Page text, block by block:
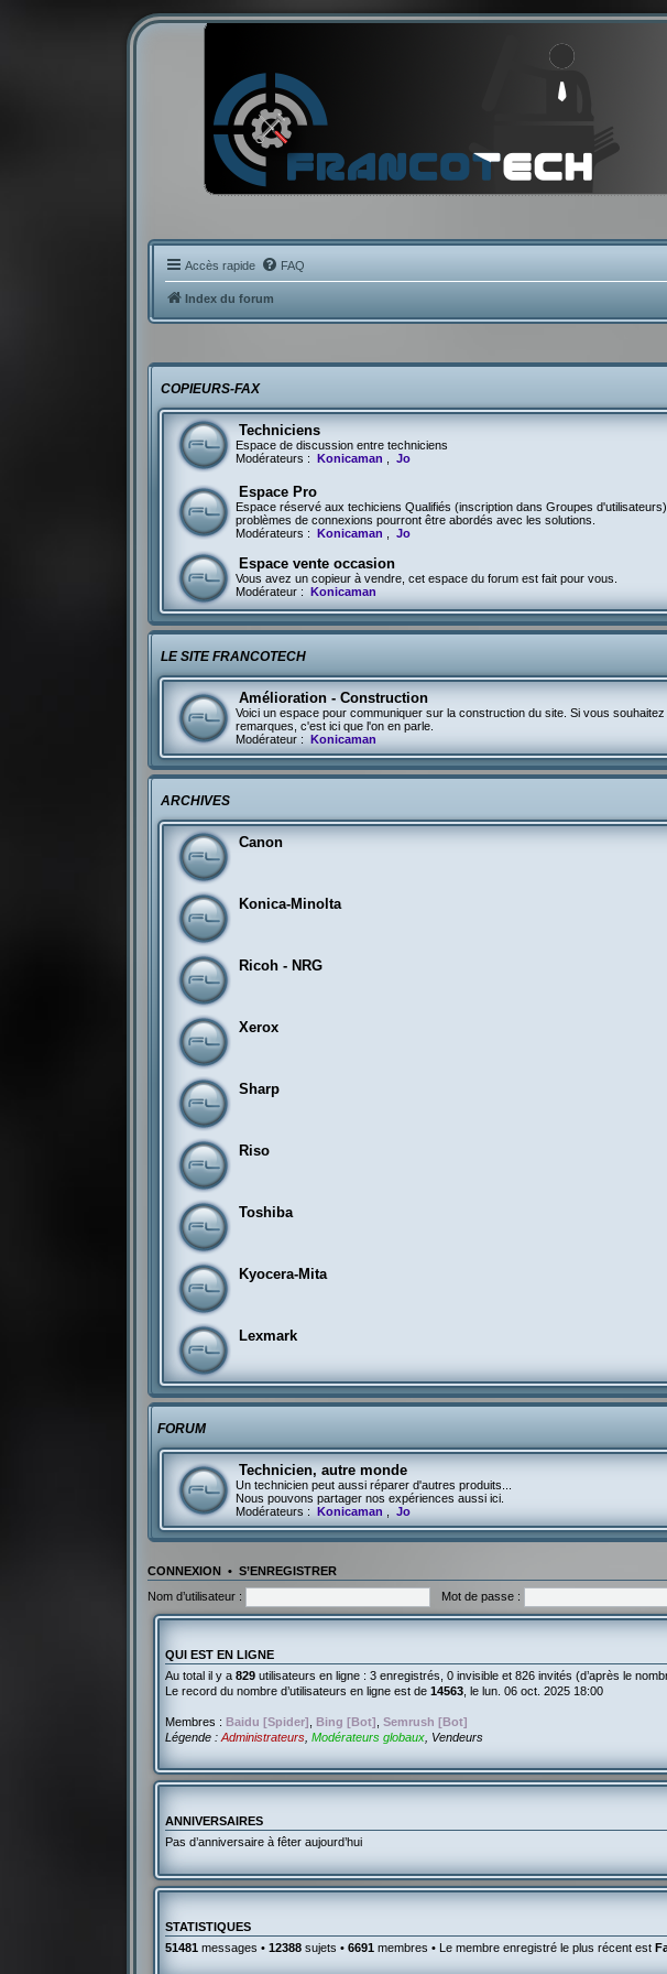
Accès rapide FAQ
Index du forum
COPIEURS-FAX
Techniciens
Espace de discussion entre techniciens
Modérateurs :
Konicaman Jo
Espace Pro
Espace réservé aux techiciens Qualifiés (inscription dans Groupes
problèmes de connexions pourront être abordés avec les solutions.
Modérateurs :
Konicaman Jo
Espace vente occasion
Vous avez un copieur à vendre, cet espace du forum est fait pour vous.
Modérateur :
Konicaman
LE SITE FRANCOTECH
Amélioration - Construction
Voici un espace pour communiquer sur la construction du site. Si vous
remarques, c'est ici que l'on en parle.
Modérateur :
Konicaman
ARCHIVES
Canon
Konica-Minolta
Ricoh - NRG
Xerox
Sharp
Riso
Toshiba
Kyocera-Mita
Lexmark
FORUM
Technicien, autre monde
Un technicien peut aussi réparer d'autres produits...
Nous pouvons partager nos expériences aussi ici.
Modérateurs :
Konicaman Jo
CONNEXION •S’ENREGISTRER
Nom d’utilisateur :
Mot de passe :
QUI EST EN LIGNE
Au total il y a829 utilisateurs en ligne : 3 enregistrés, 0 invisible et 826 invités (d’après le
Le record du nombre d’utilisateurs en ligne est de14563 , le lun. 06 oct. 2025 18:00
Membres : Baidu [Spider] Bing [Bot] ,Semrush [Bot]
Légende :Administrateurs ,Modérateurs globaux Vendeurs
ANNIVERSAIRES
Pas d’anniversaire à fêter aujourd’hui
STATISTIQUES
51481 messages •12388 sujets •6691 membres • Le membre enregistré le plus récent est